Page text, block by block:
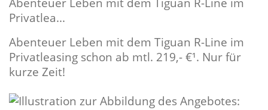
Abenteuer Leben mit dem Tiguan R-Line im
Privatleasing schon ab mtl. 219,- €¹. Nur für
kurze Zeit!